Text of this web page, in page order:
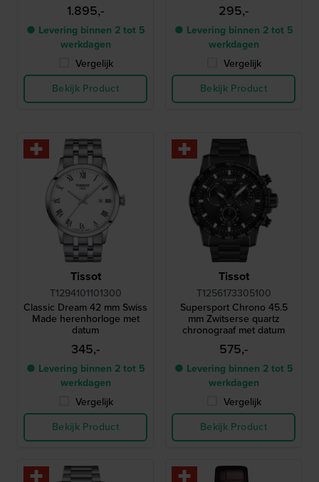
1.895,-
● Levering binnen 2 tot 5
werkdagen
Vergelijk
Bekijk Product
295,-
● Levering binnen 2 tot 5
werkdagen
Vergelijk
Bekijk Product
Tissot
T1294101101300
Classic Dream 42 mm Swiss
Made herenhorloge met
datum
345,-
● Levering binnen 2 tot 5
werkdagen
Vergelijk
Bekijk Product
Tissot
T1256173305100
Supersport Chrono 45.5
mm Zwitserse quartz
chronograaf met datum
575,-
● Levering binnen 2 tot 5
werkdagen
Vergelijk
Bekijk Product